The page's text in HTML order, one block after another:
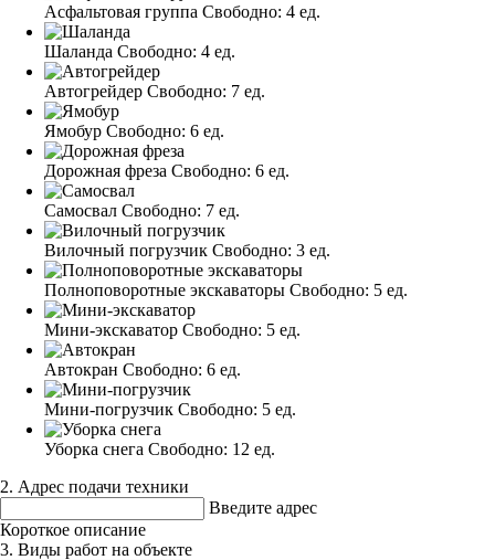
Асфальтовая группа Свободно: 4 ед.
Шаланда Свободно: 4 ед.
Автогрейдер Свободно: 7 ед.
Ямобур Свободно: 6 ед.
Дорожная фреза Свободно: 6 ед.
Самосвал Свободно: 7 ед.
Вилочный погрузчик Свободно: 3 ед.
Полноповоротные экскаваторы Свободно: 5 ед.
Мини-экскаватор Свободно: 5 ед.
Автокран Свободно: 6 ед.
Мини-погрузчик Свободно: 5 ед.
Уборка снега Свободно: 12 ед.
2. Адрес подачи техники
Введите адрес
Короткое описание
3. Виды работ на объекте